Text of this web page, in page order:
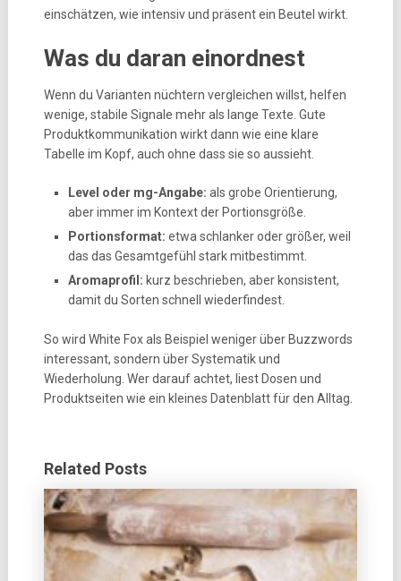
einschätzen, wie intensiv und präsent ein Beutel wirkt.
Was du daran einordnest
Wenn du Varianten nüchtern vergleichen willst, helfen
wenige, stabile Signale mehr als lange Texte. Gute
Produktkommunikation wirkt dann wie eine klare
Tabelle im Kopf, auch ohne dass sie so aussieht.
Level oder mg-Angabe: als grobe Orientierung,
aber immer im Kontext der Portionsgröße.
Portionsformat: etwa schlanker oder größer, weil
das das Gesamtgefühl stark mitbestimmt.
Aromaprofil: kurz beschrieben, aber konsistent,
damit du Sorten schnell wiederfindest.
So wird White Fox als Beispiel weniger über Buzzwords
interessant, sondern über Systematik und
Wiederholung. Wer darauf achtet, liest Dosen und
Produktseiten wie ein kleines Datenblatt für den Alltag.
Related Posts